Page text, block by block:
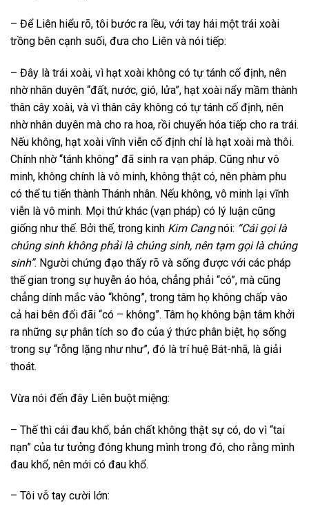
– Để Liên hiểu rõ, tôi bước ra lều, với tay hái một trái xoài
trồng bên cạnh suối, đưa cho Liên và nói tiếp:
– Đây là trái xoài, vì hạt xoài không có tự tánh cố định, nên
nhờ nhân duyên “đất, nước, gió, lửa”, hạt xoài nẩy mầm thành
thân cây xoài, và vì thân cây không có tự tánh cố định, nên
nhờ nhân duyên mà cho ra hoa, rồi chuyển hóa tiếp cho ra trái.
Nếu không, hạt xoài vĩnh viễn cố định chỉ là hạt xoài mà thôi.
Chính nhờ “tánh không” đã sinh ra vạn pháp. Cũng như vô
minh, không chính là vô minh, không thật có, nên phàm phu
có thể tu tiến thành Thánh nhân. Nếu không, vô minh lại vĩnh
viễn là vô minh. Mọi thứ khác (vạn pháp) có lý luận cũng
giống như thế. Bởi thế, trong kinh Kim Cangnói: “Cái gọi là
chúng sinh không phải là chúng sinh, nên tạm gọi là chúng
sinh”. Người chứng đạo thấy rõ và sống được với các pháp
thế gian trong sự huyễn ảo hóa, chẳng phải “có”, mà cũng
chẳng dính mắc vào “không”, trong tâm họ không chấp vào
cả hai bên đối đãi “có – không”. Tâm họ không bận tâm khởi
ra những sự phân tích so đo của ý thức phân biệt, họ sống
trong sự “rỗng lặng như như”, đó là trí huệ Bát-nhã, là giải
thoát.
Vừa nói đến đây Liên buột miệng:
– Thế thì cái đau khổ, bản chất không thật sự có, do vì “tai
nạn” của tư tưởng đóng khung mình trong đó, cho rằng mình
đau khổ, nên mới có đau khổ.
– Tôi vỗ tay cười lớn: